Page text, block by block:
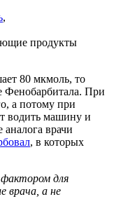
,
продукты
80 мкмоль, то
Фенобарбитала. При
а потому при
водить машину и
аналога врачи
, в которых
для
врача, а не